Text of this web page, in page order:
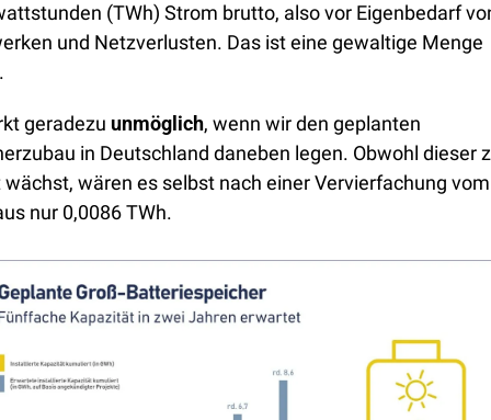
(TWh) Strom brutto, also vor Eigenbedarf
und Netzverlusten. Das ist eine gewaltige Menge
geradezu unmöglich, wenn wir den geplanten
in Deutschland daneben legen. Obwohl dieser
wächst, wären es selbst nach einer Vervierfachung
nur 0,0086 TWh.